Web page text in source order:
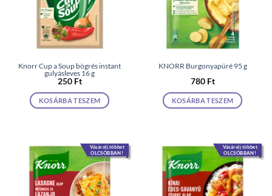
Knorr Cup a Soup bögrés instant
gulyásleves 16 g
250 Ft
KOSÁRBA TESZEM
KNORR Burgonyapüré 95 g
780 Ft
KOSÁRBA TESZEM
Vásárolj többet
OLCSÓBBAN!
Vásárolj többet
OLCSÓBBAN!